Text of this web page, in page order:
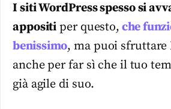
I siti WordPress spesso si
appositi per questo, che
benissimo, ma puoi sfruttare
anche per far sì che il tuo
già agile di suo.